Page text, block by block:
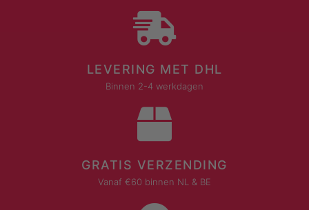
LEVERING MET DHL
Binnen 2-4 werkdagen
GRATIS VERZENDING
Vanaf €60 binnen NL & BE